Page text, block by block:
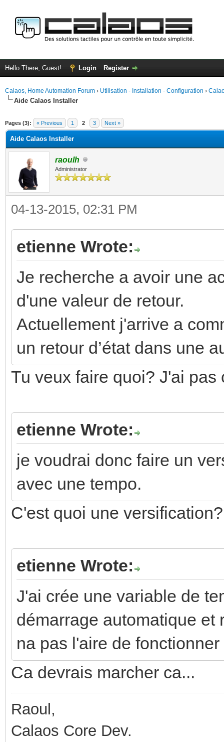
Hello There, Guest! Login Register
Calaos, Home Automation Forum › Utilisation - Installation - Configuration ›
Aide Calaos Installer
Pages (3): « Previous 1 2 3 Next »
Aide Calaos Installer
raoulh
Administrator
04-13-2015, 02:31 PM
etienne Wrote:
Je recherche a avoir une
d'une valeur de retour.
Actuellement j'arrive a
un retour d’état dans une
Tu veux faire quoi? J'ai pas
etienne Wrote:
je voudrai donc faire un
avec une tempo.
C'est quoi une versification?
etienne Wrote:
J'ai crée une variable de
démarrage automatique et
na pas l'aire de
Ca devrais marcher ca...
Raoul,
Calaos Core Dev.